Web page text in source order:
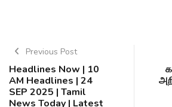
Previous Post
Headlines Now | 10
AM Headlines | 24
SEP 2025 | Tamil
News Today | Latest